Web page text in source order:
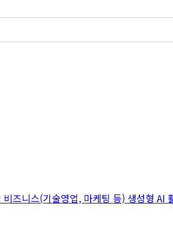
비즈니스(기술영업, 마케팅 등) 생성형 AI